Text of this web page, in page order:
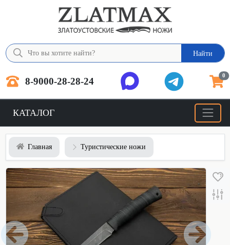
Найти
8-9000-28-28-24 0
КАТАЛОГ
Главная Туристические ножи